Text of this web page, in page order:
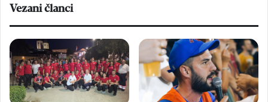
godina
Vezani članci